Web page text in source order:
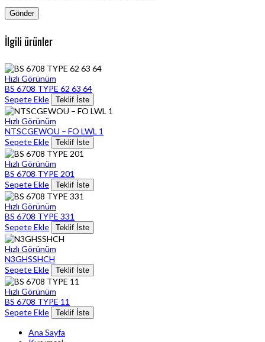
İlgili ürünler
Hızlı Görünüm
BS 6708 TYPE 62 63 64
Sepete Ekle
Teklif İste
Hızlı Görünüm
NTSCGEWOU – FO LWL 1
Sepete Ekle
Teklif İste
Hızlı Görünüm
BS 6708 TYPE 201
Sepete Ekle
Teklif İste
Hızlı Görünüm
BS 6708 TYPE 331
Sepete Ekle
Teklif İste
Hızlı Görünüm
N3GHSSHCH
Sepete Ekle
Teklif İste
Hızlı Görünüm
BS 6708 TYPE 11
Sepete Ekle
Teklif İste
Ana Sayfa